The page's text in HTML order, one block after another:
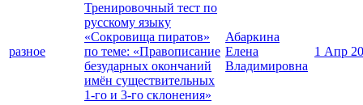
разное
Тренировочный тест по
русскому языку
«Сокровища пиратов»
по теме: «Правописание
безударных окончаний
имён существительных
1-го и 3-го склонения»
Абаркина
Елена
Владимировна
1 Апр